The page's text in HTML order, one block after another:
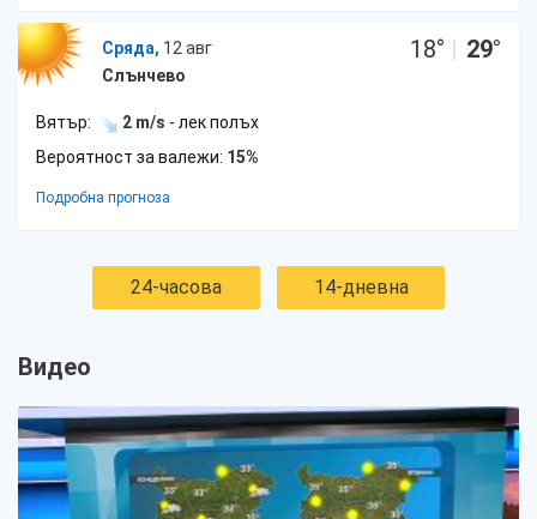
Сряда, 12 авг
Слънчево
18° | 29°
Вятър: 2 m/s - лек полъх
Вероятност за валежи: 15%
Подробна прогноза
24-часова 14-дневна
Видео